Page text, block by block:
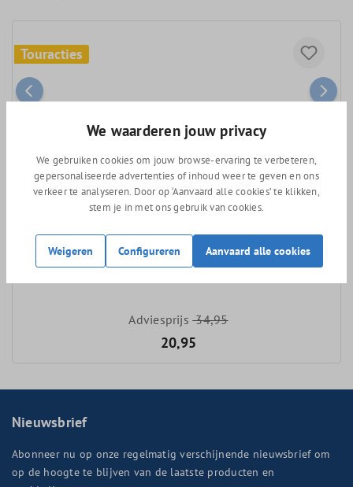
Touracties
Giant Contact OD2 stuurpen
Adviesprijs34,95
20,95
Nieuwsbrief
Abonneer nu op onze regelmatig verschijnende nieuwsbrief om
op de hoogte te blijven van de laatste producten en
We waarderen jouw privacy
We gebruiken cookies om jouw browse-ervaring te verbeteren,
gepersonaliseerde advertenties of inhoud weer te geven en ons
verkeer te analyseren. Door op ‘Aanvaard alle cookies’ te klikken,
stem je in met ons gebruik van cookies.
Weigeren Configureren Aanvaard alle cookies